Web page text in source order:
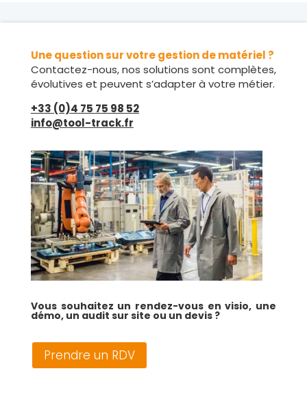
Une question sur votre gestion de matériel ?
Contactez-nous, nos solutions sont complètes,
évolutives et peuvent s’adapter à votre métier.
+33 (0)4 75 75 98 52
info@tool-track.fr
Vous souhaitez un rendez-vous en visio, une
démo, un audit sur site ou un devis ?
Prendre un RDV